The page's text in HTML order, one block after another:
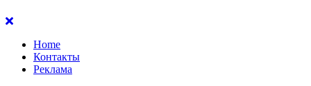
Перейти
содержанию
Home
Контакты
Реклама